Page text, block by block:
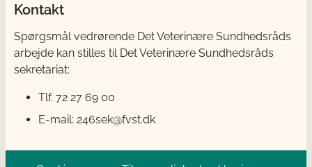
Kontakt
Spørgsmål vedrørende Det Veterinære Sundhedsråds
arbejde kan stilles til Det Veterinære Sundhedsråds
sekretariat:
Tlf. 72 27 69 00
E-mail: 246sek@fvst.dk